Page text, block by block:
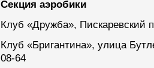
Секция аэробики
Клуб «Дружба», Пискаревский
Клуб «Бригантина», улица
08-64